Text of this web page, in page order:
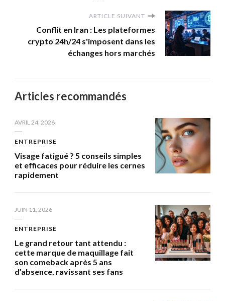
ARTICLE SUIVANT
Conflit en Iran : Les plateformes
crypto 24h/24 s'imposent dans les
échanges hors marchés
Articles recommandés
AVRIL 24, 2026
ENTREPRISE
Visage fatigué ? 5 conseils simples
et efficaces pour réduire les cernes
rapidement
JUIN 11, 2026
ENTREPRISE
Le grand retour tant attendu :
cette marque de maquillage fait
son comeback après 5 ans
d’absence, ravissant ses fans